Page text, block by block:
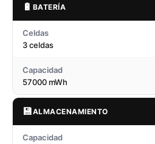
🔋 BATERÍA
Celdas
3 celdas
Capacidad
57000 mWh
💾ALMACENAMIENTO
Capacidad